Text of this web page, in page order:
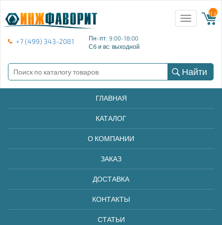
+7 (499) 343-2081
Пн-пт: 9:00-18:00
Сб и вс: выходной
Toggle
navigation
{{
Найти
ГЛАВНАЯ
КАТАЛОГ
О КОМПАНИИ
ЗАКАЗ
ДОСТАВКА
КОНТАКТЫ
СТАТЬИ